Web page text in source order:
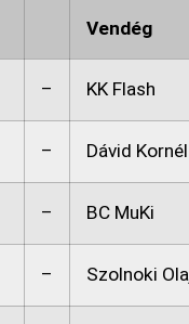
Vendég
– KK Flash
– Dávid
– BC MuKi
– Szolnoki